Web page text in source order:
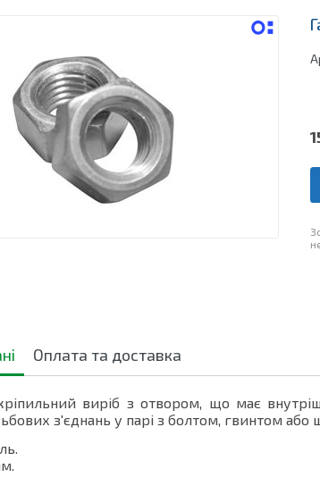
Оплата та доставка
виріб з отвором, що має
з'єднань у парі з болтом, гвинтом